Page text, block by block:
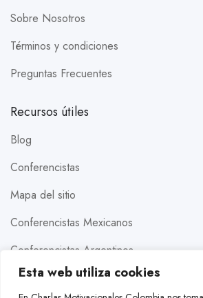
Esta web utiliza cookies
Sobre Nosotros
Términos y condiciones
Preguntas Frecuentes
Recursos útiles
Blog
Conferencistas
Mapa del sitio
Conferencistas Mexicanos
Conferencistas Argentinos
Conferencistas Estados Unidos